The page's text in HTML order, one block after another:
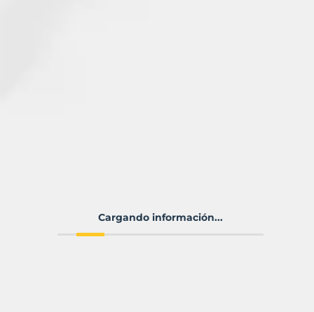
Cargando información...